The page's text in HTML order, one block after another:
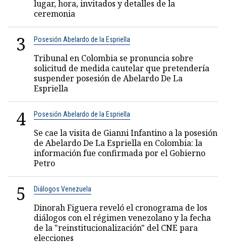
lugar, hora, invitados y detalles de la
ceremonia
3 Posesión Abelardo de la Espriella
Tribunal en Colombia se pronuncia sobre
solicitud de medida cautelar que pretendería
suspender posesión de Abelardo De La
Espriella
4 Posesión Abelardo de la Espriella
Se cae la visita de Gianni Infantino a la posesión
de Abelardo De La Espriella en Colombia: la
información fue confirmada por el Gobierno
Petro
5 Diálogos Venezuela
Dinorah Figuera reveló el cronograma de los
diálogos con el régimen venezolano y la fecha
de la "reinstitucionalización" del CNE para
elecciones